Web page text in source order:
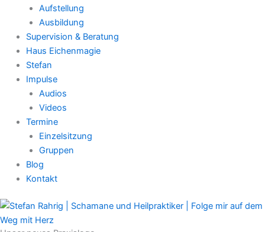
Aufstellung
Ausbildung
Supervision & Beratung
Haus Eichenmagie
Stefan
Impulse
Audios
Videos
Termine
Einzelsitzung
Gruppen
Blog
Kontakt